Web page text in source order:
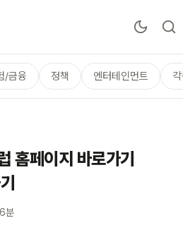
/금융 정책 엔터테인먼트
홈페이지 바로가기
분